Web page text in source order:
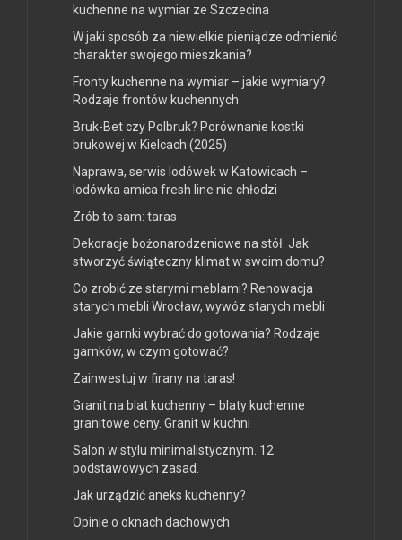
kuchenne na wymiar ze Szczecina
W jaki sposób za niewielkie pieniądze odmienić
charakter swojego mieszkania?
Fronty kuchenne na wymiar – jakie wymiary?
Rodzaje frontów kuchennych
Bruk-Bet czy Polbruk? Porównanie kostki
brukowej w Kielcach (2025)
Naprawa, serwis lodówek w Katowicach –
lodówka amica fresh line nie chłodzi
Zrób to sam: taras
Dekoracje bożonarodzeniowe na stół. Jak
stworzyć świąteczny klimat w swoim domu?
Co zrobić ze starymi meblami? Renowacja
starych mebli Wrocław, wywóz starych mebli
Jakie garnki wybrać do gotowania? Rodzaje
garnków, w czym gotować?
Zainwestuj w firany na taras!
Granit na blat kuchenny – blaty kuchenne
granitowe ceny. Granit w kuchni
Salon w stylu minimalistycznym. 12
podstawowych zasad.
Jak urządzić aneks kuchenny?
Opinie o oknach dachowych